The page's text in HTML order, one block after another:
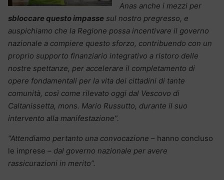
Anas anche i mezzi per
sbloccare questo impasse sul nostro pregresso, e
auspichiamo che la Regione possa incentivare il governo
nazionale a compiere questo sforzo, contribuendo con un
proprio supporto finanziario integrativo a ristoro delle
nostre spettanze, per accelerare il completamento di
opere fondamentali per la vita dei cittadini di tante
comunità, così come rilevato oggi dal Vescovo di
Caltanissetta, mons. Mario Russutto, durante il suo
intervento alla manifestazione”.
“Attendiamo pertanto una convocazione – hanno concluso
le imprese – dal governo nazionale per avere
rassicurazioni in merito”.